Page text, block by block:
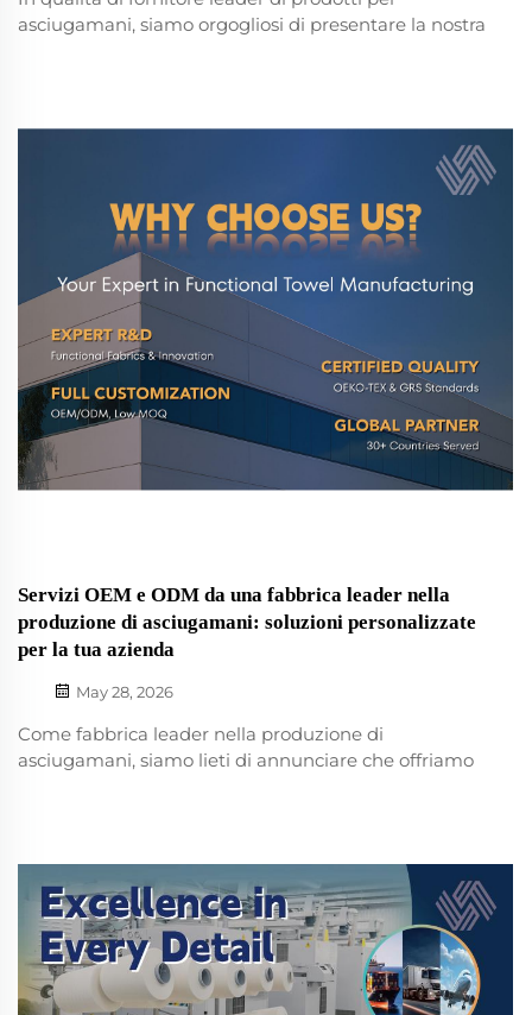
asciugamani, siamo orgogliosi di presentare la nostra
un modo pratico ed elegante per tenere puliti club e
Servizi OEM e ODM da una fabbrica leader nella
produzione di asciugamani: soluzioni personalizzate
per la tua azienda
May 28, 2026
Come fabbrica leader nella produzione di
asciugamani, siamo lieti di annunciare che offriamo
sono stati progettati e realizzati per...